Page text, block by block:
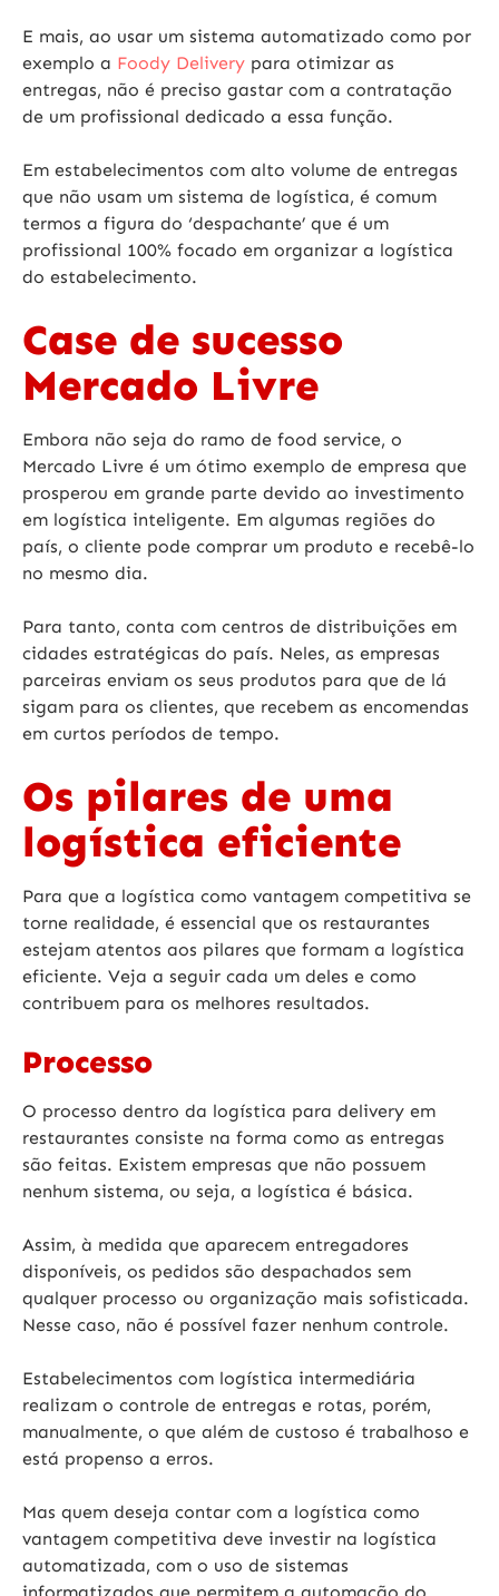
E mais, ao usar um sistema automatizado como por
exemplo a Foody Delivery para otimizar as
entregas, não é preciso gastar com a contratação
de um profissional dedicado a essa função.
Em estabelecimentos com alto volume de entregas
que não usam um sistema de logística, é comum
termos a figura do ‘despachante’ que é um
profissional 100% focado em organizar a logística
do estabelecimento.
Case de sucesso
Mercado Livre
Embora não seja do ramo de food service, o
Mercado Livre é um ótimo exemplo de empresa que
prosperou em grande parte devido ao investimento
em logística inteligente. Em algumas regiões do
país, o cliente pode comprar um produto e recebê-lo
no mesmo dia.
Para tanto, conta com centros de distribuições em
cidades estratégicas do país. Neles, as empresas
parceiras enviam os seus produtos para que de lá
sigam para os clientes, que recebem as encomendas
em curtos períodos de tempo.
Os pilares de uma
logística eficiente
Para que a logística como vantagem competitiva se
torne realidade, é essencial que os restaurantes
estejam atentos aos pilares que formam a logística
eficiente. Veja a seguir cada um deles e como
contribuem para os melhores resultados.
Processo
O processo dentro da logística para delivery em
restaurantes consiste na forma como as entregas
são feitas. Existem empresas que não possuem
nenhum sistema, ou seja, a logística é básica.
Assim, à medida que aparecem entregadores
disponíveis, os pedidos são despachados sem
qualquer processo ou organização mais sofisticada.
Nesse caso, não é possível fazer nenhum controle.
Estabelecimentos com logística intermediária
realizam o controle de entregas e rotas, porém,
manualmente, o que além de custoso é trabalhoso e
está propenso a erros.
Mas quem deseja contar com a logística como
vantagem competitiva deve investir na logística
automatizada, com o uso de sistemas